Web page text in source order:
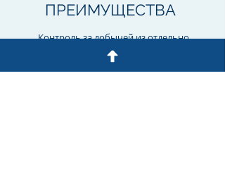
ПРЕИМУЩЕСТВА
Контроль за добычей из отдельно
вскрытых объектов при
одновременной эксплуатации двух и
более продуктивных пластов